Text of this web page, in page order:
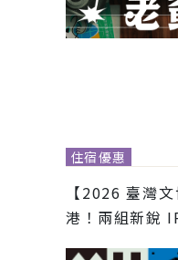
住宿優惠
【2026 臺灣
港！兩組新銳